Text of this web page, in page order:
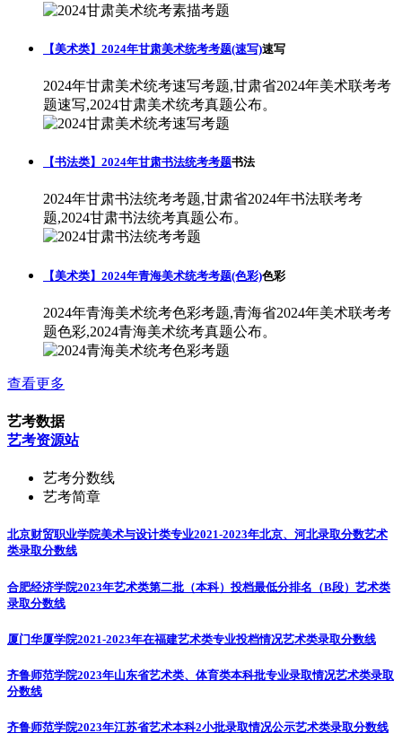
【美术类】2024年甘肃美术统考考题(速写)速写
2024年甘肃美术统考速写考题,甘肃省2024年美术联考考
题速写,2024甘肃美术统考真题公布。
【书法类】2024年甘肃书法统考考题书法
2024年甘肃书法统考考题,甘肃省2024年书法联考考
题,2024甘肃书法统考真题公布。
【美术类】2024年青海美术统考考题(色彩)色彩
2024年青海美术统考色彩考题,青海省2024年美术联考考
题色彩,2024青海美术统考真题公布。
查看更多
艺考数据
艺考资源站
艺考分数线
艺考简章
北京财贸职业学院美术与设计类专业2021-2023年北京、河北录取分数艺术
类录取分数线
合肥经济学院2023年艺术类第二批（本科）投档最低分排名（B段） 艺术类
录取分数线
厦门华厦学院2021-2023年在福建艺术类专业投档情况艺术类录取分数线
齐鲁师范学院2023年山东省艺术类、体育类本科批专业录取情况艺术类录取
分数线
齐鲁师范学院2023年江苏省艺术本科2小批录取情况公示艺术类录取分数线